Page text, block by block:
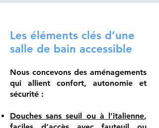
Les éléments clés d’une
salle de bain accessible
Nous concevons des aménagements
qui allient confort, autonomie et
sécurité :
Douches sans seuil ou à l’italienne,